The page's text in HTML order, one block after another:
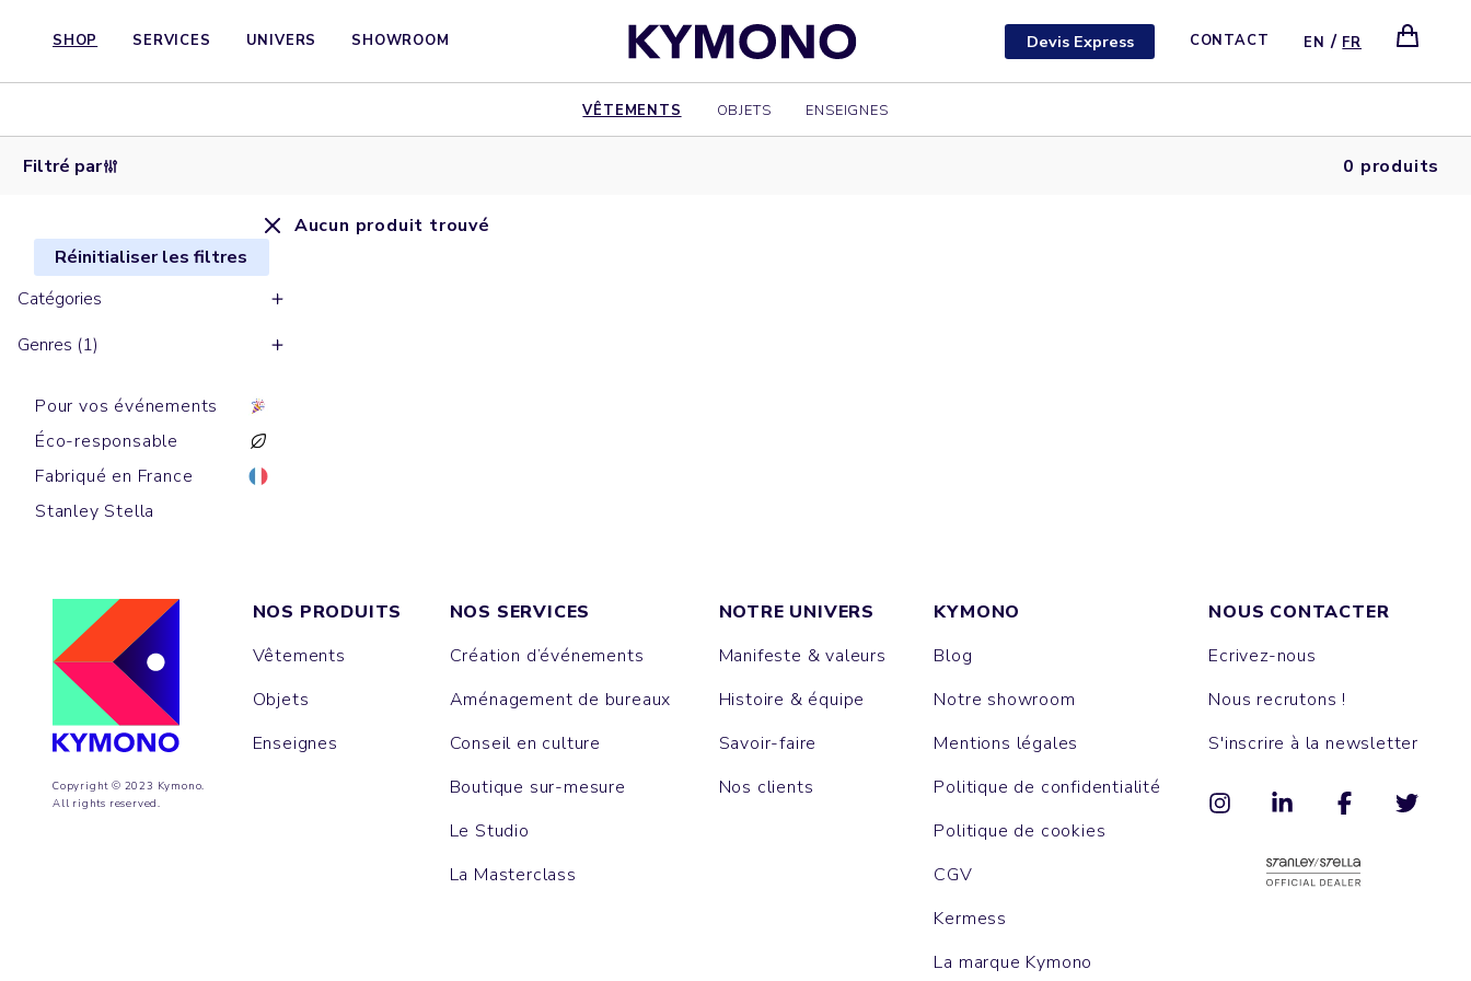
SHOP SERVICES UNIVERS SHOWROOM Devis Express CONTACT EN / FR
VÊTEMENTS OBJETS ENSEIGNES
Filtré par 0 produits
Réinitialiser les filtres
Catégories
Genres (1)
Pour vos événements
Éco-responsable
Fabriqué en France
Stanley Stella
Aucun produit trouvé
Copyright © 2023 Kymono.
All rights reserved.
NOS PRODUITS
Vêtements
Objets
Enseignes
NOS SERVICES
Création d’événements
Aménagement de bureaux
Conseil en culture
Boutique sur-mesure
Le Studio
La Masterclass
NOTRE UNIVERS
Manifeste & valeurs
Histoire & équipe
Savoir-faire
Nos clients
KYMONO
Blog
Notre showroom
Mentions légales
Politique de confidentialité
Politique de cookies
CGV
Kermess
La marque Kymono
NOUS CONTACTER
Ecrivez-nous
Nous recrutons !
S'inscrire à la newsletter